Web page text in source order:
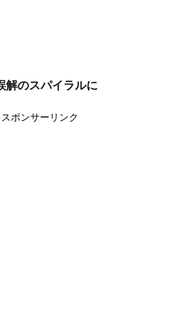
解のスパイラルに
スポンサーリンク